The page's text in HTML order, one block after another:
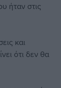
ήταν στις
και
ότι δεν θα